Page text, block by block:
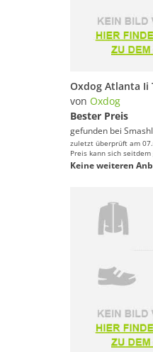
von Oxdog
Bester Preis
gefunden bei
zuletzt überprüft am
Preis kann sich
Keine weiteren